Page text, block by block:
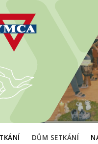
DŮM SETKÁNÍ